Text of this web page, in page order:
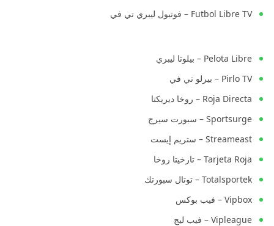
Futbol Libre TV – فوتبول ليبري تي في
Pelota Libre – بيلوتا ليبري
Pirlo TV – بيرلو تي في
Roja Directa – روخا ديريكتا
Sportsurge – سبورت سيرج
Streameast – ستريم إيست
Tarjeta Roja – تارخيتا روخا
Totalsportek – توتال سبورتك
Vipbox – فيب بوكس
Vipleague – فيب ليج